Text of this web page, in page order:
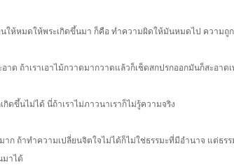
ให้หมดให้พระเกิดขึ้นมา ก็คือ ทำความผิดให้มันหมดไป ความ
าด ถ้าเราเอาไม้กวาดมากวาดแล้วก็เช็ดสกปรกออกมันก็สะอาด
ดขึ้นไม่ได้ นี่ถ้าเราไม่ภาวนาเราก็ไม่รู้ความจริง
าก ถ้าทำความเปลี่ยนจิตใจไม่ได้ก็ไม่ใช่ธรรมะที่มีอำนาจ แต่ธ
มาได้